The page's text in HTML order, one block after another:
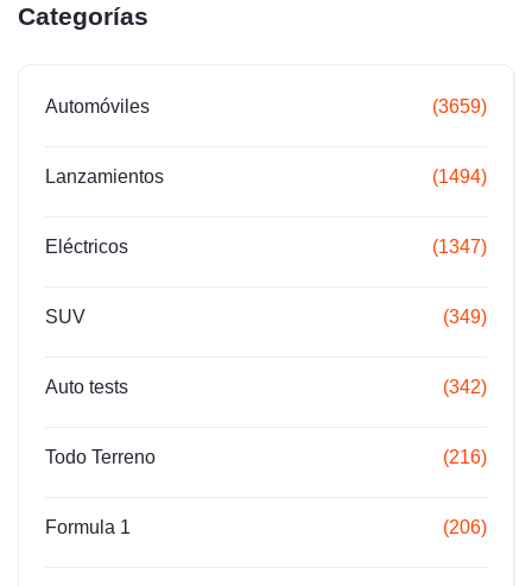
Categorías
Automóviles (3659)
Lanzamientos (1494)
Eléctricos (1347)
SUV (349)
Auto tests (342)
Todo Terreno (216)
Formula 1 (206)